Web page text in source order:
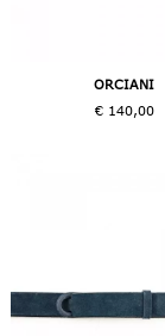
ORCIANI
€ 140,00